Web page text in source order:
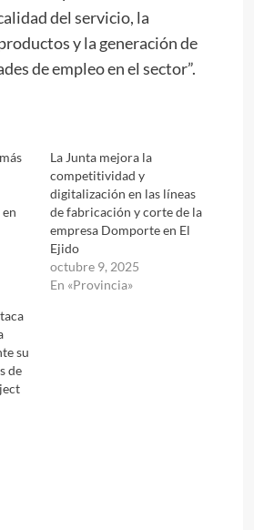
del servicio, la
y la generación de
de empleo en el sector”.
La Junta mejora la
competitividad y
digitalización en las líneas
de fabricación y corte de la
empresa Domporte en El
Ejido
octubre 9, 2025
En «Provincia»
su
de